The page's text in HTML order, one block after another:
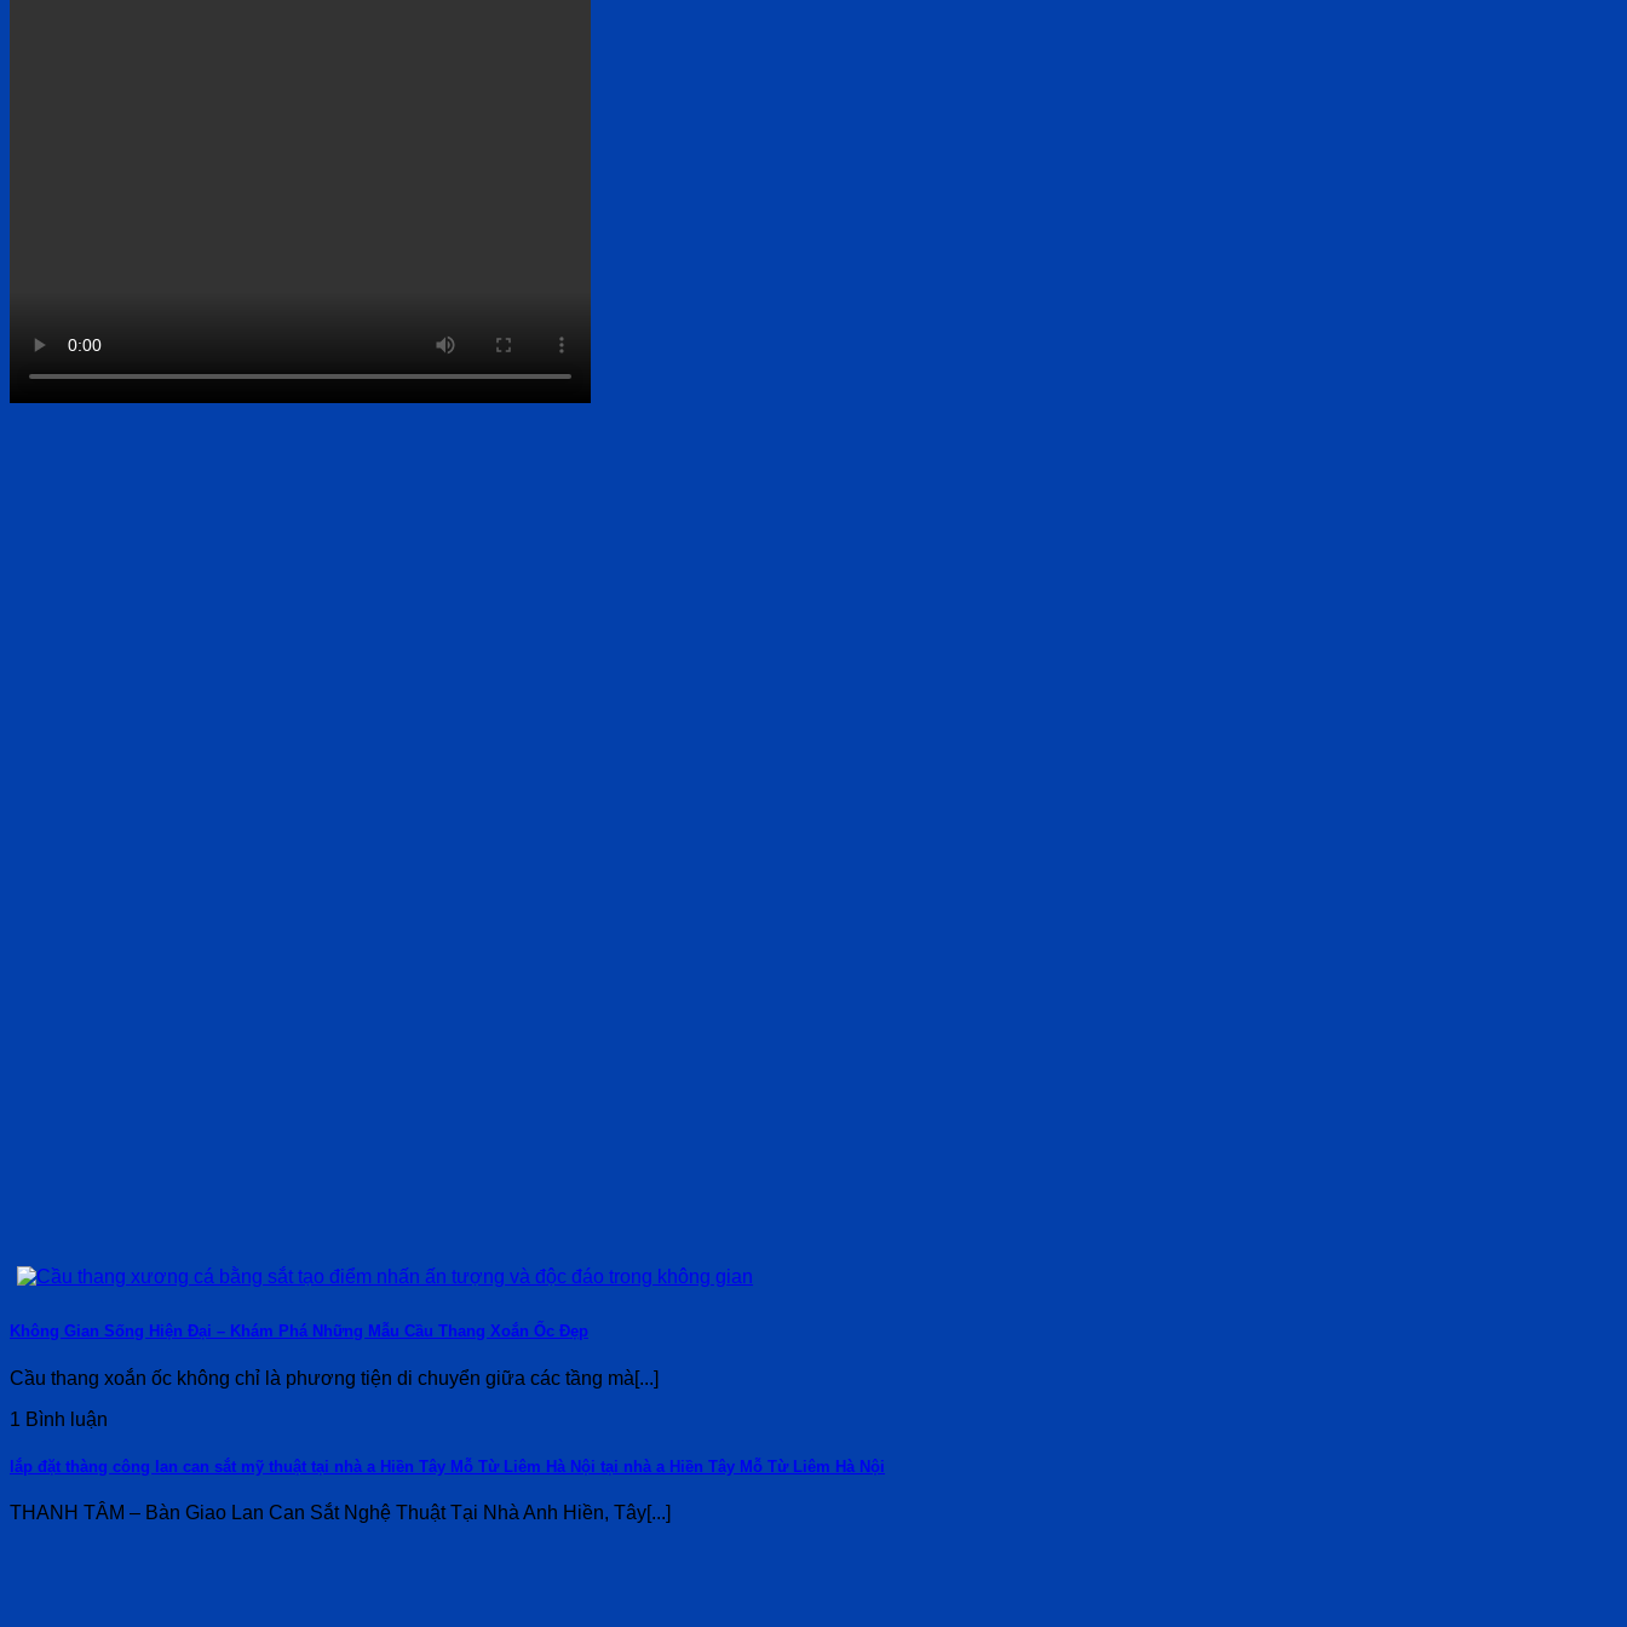
Không Gian Sống Hiện Đại – Khám Phá Những Mẫu Cầu Thang Xoắn Ốc Đẹp
Cầu thang xoắn ốc không chỉ là phương tiện di chuyển giữa các tầng mà[...]
1 Bình luận
lắp đặt thàng công lan can sắt mỹ thuật tại nhà a Hiền Tây Mỗ Từ Liêm Hà Nội tại nhà a Hiền Tây Mỗ Từ Liêm Hà Nội
THANH TÂM – Bàn Giao Lan Can Sắt Nghệ Thuật Tại Nhà Anh Hiền, Tây[...]